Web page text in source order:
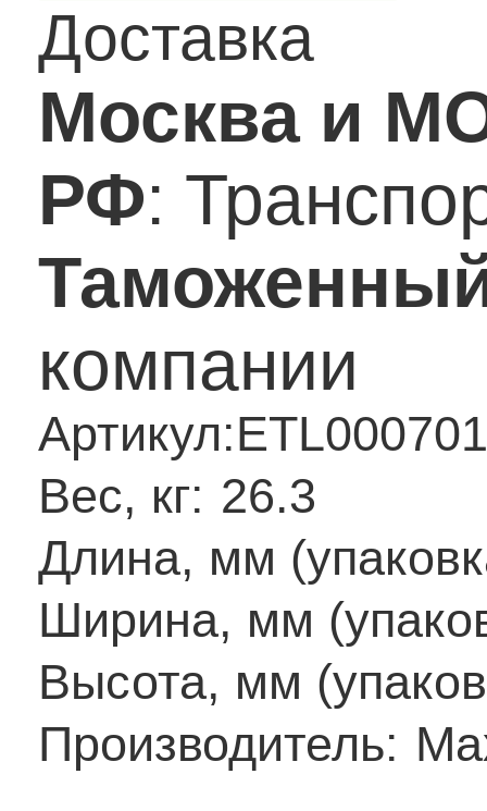
Доставка
Москва и
РФ:
компании
Артикул:
Вес, кг: 26.3
Длина, мм
Ширина, мм
Высота, мм
Производитель: